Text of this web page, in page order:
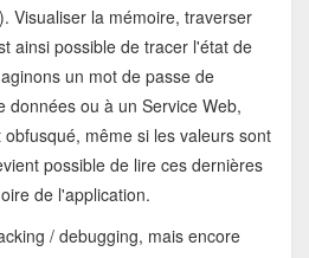
Visualiser la mémoire, traverser
ainsi possible de tracer l'état de
un mot de passe de
données ou à un Service Web,
même si les valeurs sont
possible de lire ces dernières
de l'application.
/ debugging, mais encore